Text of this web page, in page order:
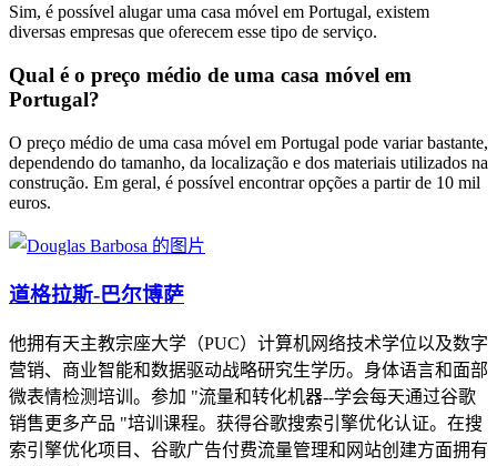
Sim, é possível alugar uma casa móvel em Portugal, existem
diversas empresas que oferecem esse tipo de serviço.
Qual é o preço médio de uma casa móvel em
Portugal?
O preço médio de uma casa móvel em Portugal pode variar bastante,
dependendo do tamanho, da localização e dos materiais utilizados na
construção. Em geral, é possível encontrar opções a partir de 10 mil
euros.
道格拉斯-巴尔博萨
他拥有天主教宗座大学（PUC）计算机网络技术学位以及数字
营销、商业智能和数据驱动战略研究生学历。身体语言和面部
微表情检测培训。参加 "流量和转化机器--学会每天通过谷歌
销售更多产品 "培训课程。获得谷歌搜索引擎优化认证。在搜
索引擎优化项目、谷歌广告付费流量管理和网站创建方面拥有